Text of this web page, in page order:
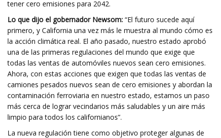
tener cero emisiones para 2042.
Lo que dijo el gobernador Newsom: “El futuro sucede aquí
primero, y California una vez más le muestra al mundo cómo es
la acción climática real. El año pasado, nuestro estado aprobó
una de las primeras regulaciones del mundo que exige que
todas las ventas de automóviles nuevos sean cero emisiones.
Ahora, con estas acciones que exigen que todas las ventas de
camiones pesados ​​nuevos sean de cero emisiones y abordan la
contaminación ferroviaria en nuestro estado, estamos un paso
más cerca de lograr vecindarios más saludables y un aire más
limpio para todos los californianos”.
La nueva regulación tiene como objetivo proteger algunas de